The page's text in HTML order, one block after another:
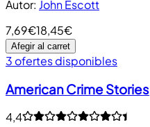
Autor: John Escott
7,69€18,45€
Afegir al carret
3 ofertes disponibles
American Crime Stories
4,4